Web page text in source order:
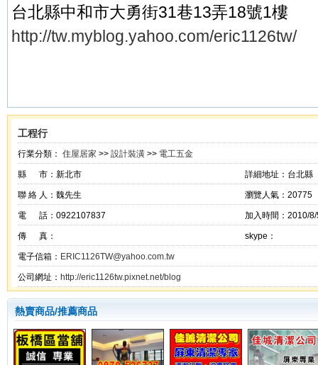
台北縣中和市大勇街31巷13弄18號1樓
http://tw.myblog.yahoo.com/eric1126tw/
工程行
行業分類： 住屋居家 >> 設計裝潢 >> 電工五金
縣 市：新北市 詳細地址：台北縣
聯 絡 人：魏先生 瀏覽人氣：20775
電 話：0922107837 加入時間：2010/
傳 真： skype：
電子信箱： ERIC1126TW@yahoo.com.tw
公司網址： http://eric1126tw.pixnet.net/blog
熱賣商品/推薦商品